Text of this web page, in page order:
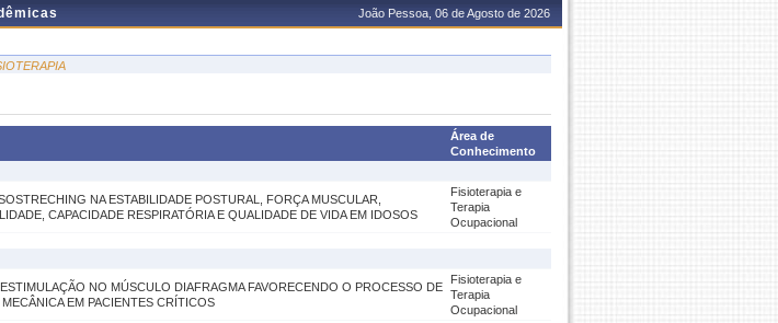
João Pessoa, 06 de Agosto de 2026
Área de
Conhecimento
NA ESTABILIDADE POSTURAL, FORÇA MUSCULAR,
CAPACIDADE RESPIRATÓRIA E QUALIDADE DE VIDA EM IDOSOS
Fisioterapia e
Terapia
Ocupacional
NO MÚSCULO DIAFRAGMA FAVORECENDO O PROCESSO DE
EM PACIENTES CRÍTICOS
Fisioterapia e
Terapia
Ocupacional